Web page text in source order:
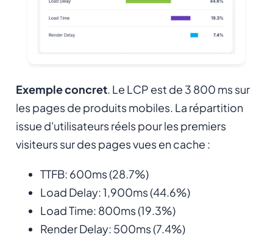
Exemple concret. Le LCP est de 3 800 ms sur
les pages de produits mobiles. La répartition
issue d'utilisateurs réels pour les premiers
visiteurs sur des pages vues en cache :
TTFB: 600ms (28.7%)
Load Delay: 1,900ms (44.6%)
Load Time: 800ms (19.3%)
Render Delay: 500ms (7.4%)